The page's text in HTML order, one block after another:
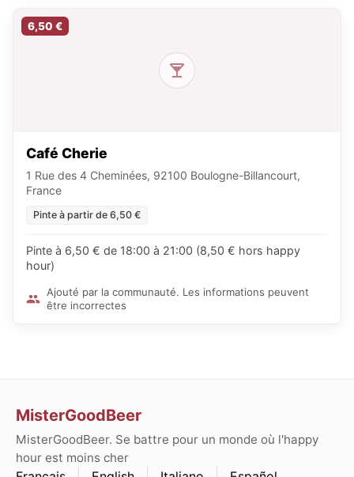
6,50 €
Café Cherie
1 Rue des 4 Cheminées, 92100 Boulogne-Billancourt,
France
Pinte à partir de 6,50 €
Pinte à 6,50 € de 18:00 à 21:00 (8,50 € hors happy
hour)
Ajouté par la communauté. Les informations peuvent
être incorrectes
MisterGoodBeer
MisterGoodBeer. Se battre pour un monde où l'happy
hour est moins cher